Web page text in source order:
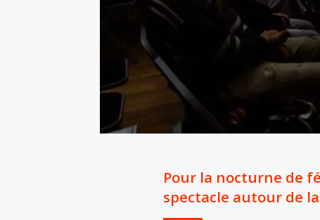
Pour la nocturne de
spectacle autour de